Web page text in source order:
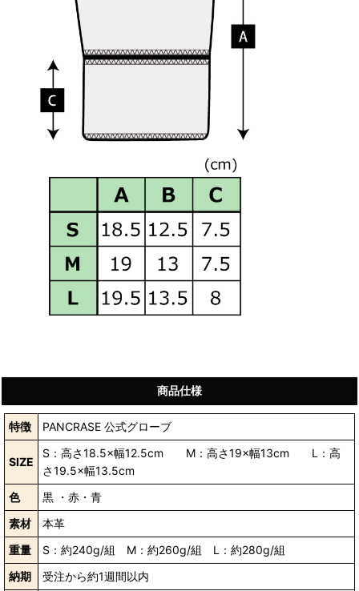
商品仕様
特徴 PANCRASE 公式グローブ
SIZE
S：高さ18.5×幅12.5cm M：高さ19×幅13cm L：高
さ19.5×幅13.5cm
色
黒 ・赤・青
素材
本革
重量
S：約240g/組 M：約260g/組 L：約280g/組
納期
受注から約1週間以内